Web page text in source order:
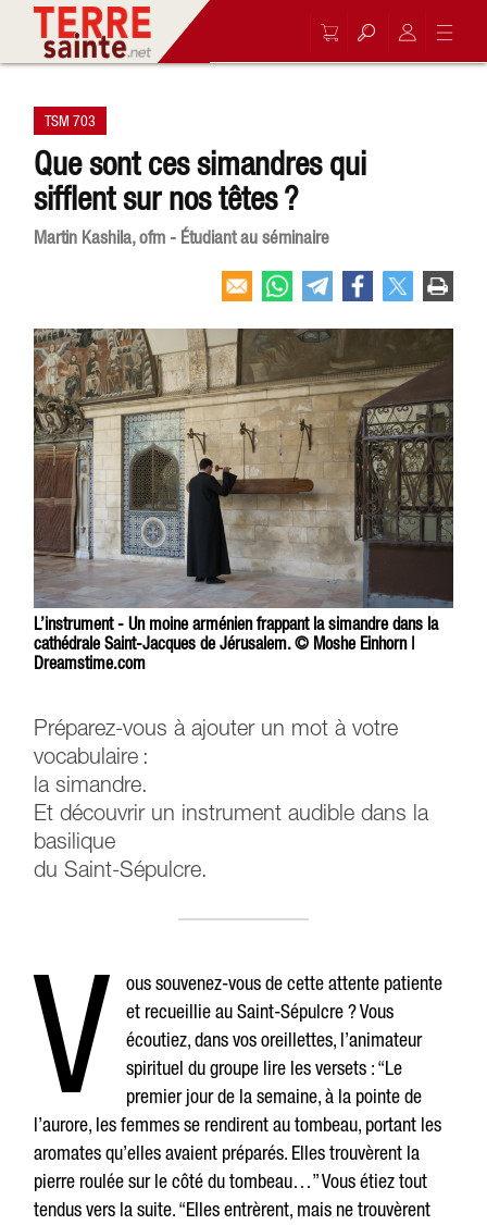
TSM 703
Que sont ces simandres qui
sifflent sur nos têtes ?
Martin Kashila, ofm - Étudiant au séminaire
L’instrument - Un moine arménien frappant la simandre dans la
cathédrale Saint-Jacques de Jérusalem. © Moshe Einhorn |
Dreamstime.com
Préparez-vous à ajouter un mot à votre
vocabulaire :
la simandre.
Et découvrir un instrument audible dans la
basilique
du Saint-Sépulcre.
V
ous souvenez-vous de cette attente patiente
et recueillie au Saint-Sépulcre ? Vous
écoutiez, dans vos oreillettes, l’animateur
spirituel du groupe lire les versets : “Le
premier jour de la semaine, à la pointe de
l’aurore, les femmes se rendirent au tombeau, portant les
aromates qu’elles avaient préparés. Elles trouvèrent la
pierre roulée sur le côté du tombeau…” Vous étiez tout
tendus vers la suite. “Elles entrèrent, mais ne trouvèrent